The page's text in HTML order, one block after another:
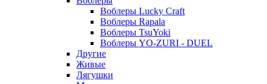
Воблеры Lucky Craft
Воблеры Rapala
Воблеры TsuYoki
Воблеры YO-ZURI - DUEL
Другие
Живые
Лягушки